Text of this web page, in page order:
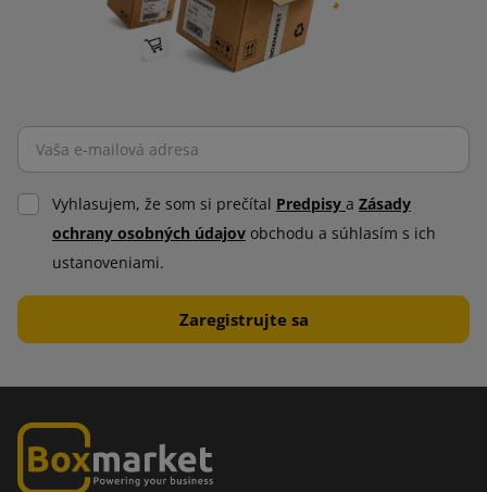
Vyhlasujem, že som si prečítal Predpisy a Zásady
ochrany osobných údajov obchodu a súhlasím s ich
ustanoveniami.